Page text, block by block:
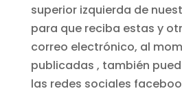
superior izquierda de
para que reciba estas y
correo electrónico, al
publicadas , también
las redes sociales